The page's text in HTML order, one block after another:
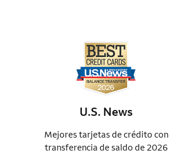
U.S. News
Mejores tarjetas de crédito con
transferencia de saldo de 2026